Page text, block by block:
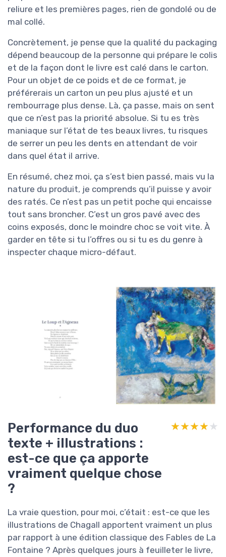
reliure et les premières pages, rien de gondolé ou de
mal collé.
Concrètement, je pense que la qualité du packaging
dépend beaucoup de la personne qui prépare le colis
et de la façon dont le livre est calé dans le carton.
Pour un objet de ce poids et de ce format, je
préférerais un carton un peu plus ajusté et un
rembourrage plus dense. Là, ça passe, mais on sent
que ce n’est pas la priorité absolue. Si tu es très
maniaque sur l’état de tes beaux livres, tu risques
de serrer un peu les dents en attendant de voir
dans quel état il arrive.
En résumé, chez moi, ça s’est bien passé, mais vu la
nature du produit, je comprends qu’il puisse y avoir
des ratés. Ce n’est pas un petit poche qui encaisse
tout sans broncher. C’est un gros pavé avec des
coins exposés, donc le moindre choc se voit vite. À
garder en tête si tu l’offres ou si tu es du genre à
inspecter chaque micro-défaut.
Performance du duo
texte + illustrations :
est-ce que ça apporte
vraiment quelque chose
?
★★★★★
★★★★★
La vraie question, pour moi, c’était : est-ce que les
illustrations de Chagall apportent vraiment un plus
par rapport à une édition classique des Fables de La
Fontaine ? Après quelques jours à feuilleter le livre,